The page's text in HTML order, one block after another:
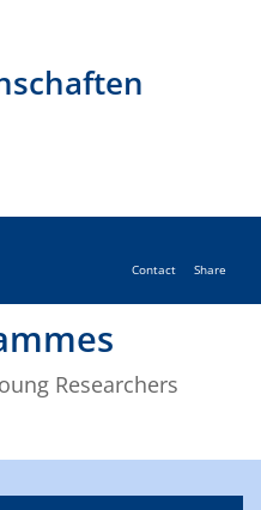
Contact Share
Researchers